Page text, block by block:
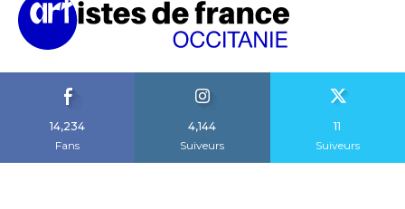
14,234
Fans
4,144
Suiveurs
11
Suiveurs